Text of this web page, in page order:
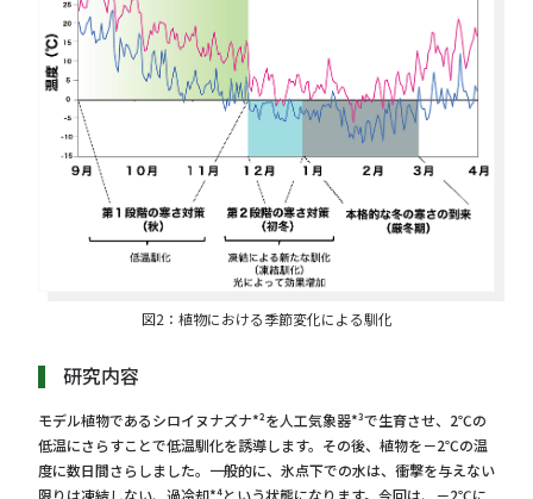
図2：植物における季節変化による馴化
研究内容
モデル植物であるシロイヌナズナ*²を人工気象器*³で生育させ、2℃の
低温にさらすことで低温馴化を誘導します。その後、植物を－2℃の温
度に数日間さらしました。一般的に、氷点下での水は、衝撃を与えない
限りは凍結しない、過冷却*⁴という状態になります。今回は、－2℃に